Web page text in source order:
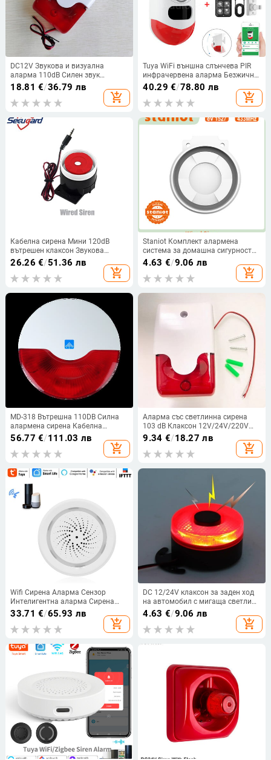
DC12V Звукова и визуална
аларма 110dB Силен звук
кабелна сирена Предупреждение
за предупреждение за вътрешна
алармена система за проникване
18.81 €/36.79 лв
add_shopping_cart
Tuya WiFi външна слънчева PIR
инфрачервена аларма Безжична
сирена Домашна охранителна
алармена система
Водоустойчива стробоскопична
Дистанционно управление
40.29 €/78.80 лв
add_shopping_cart
Кабелна сирена Мини 120dB
вътрешен клаксон Звукова
аларма Силен зумер
Високоговорител против кражба
DC12V за нашата домашна
кражба
26.26 €/51.36 лв
add_shopping_cart
Staniot Комплект алармена
система за домашна сигурност
Сирена 110db Децибели Аларми
за кражба 1 бр. DC5V Силно
кабелни вътрешни аксесоари
4.63 €/9.06 лв
add_shopping_cart
MD-318 Вътрешна 110DB Силна
алармена сирена Кабелна
сирена Звукова и мигаща сирена
за аларма срещу крадец Защита
на сигурността
56.77 €/111.03 лв
add_shopping_cart
Аларма със светлинна сирена
103 dB Клаксон 12V/24V/220V
Окабеляване Мигаща аларма
Външни алармени светлини
Полиция Стробираща светлина
9.34 €/18.27 лв
add_shopping_cart
Wifi Сирена Аларма Сензор
Интелигентна аларма Сирена
Система за домашна сигурност
Tuya Smart Life ПРИЛОЖЕНИЕ
Съвместимо с Alexa Home Voice
33.71 €/65.93 лв
add_shopping_cart
DC 12/24V клаксон за заден ход
на автомобил с мигаща светлина
Предупредителна аларма за
резервно превозно средство
Високоговорител Ip67
автоматичен заден ход Сирена
4.63 €/9.06 лв
add_shopping_cart